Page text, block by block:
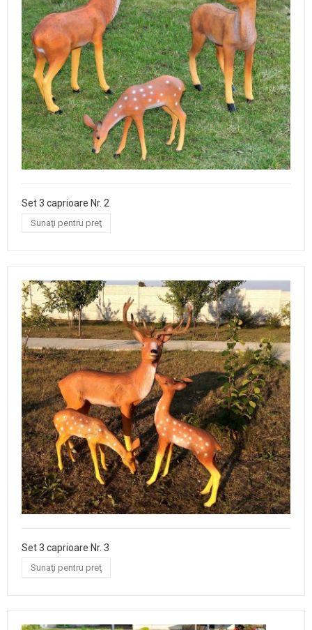
Set 3 caprioare Nr. 2
Sunaţi pentru preţ
Set 3 caprioare Nr. 3
Sunaţi pentru preţ